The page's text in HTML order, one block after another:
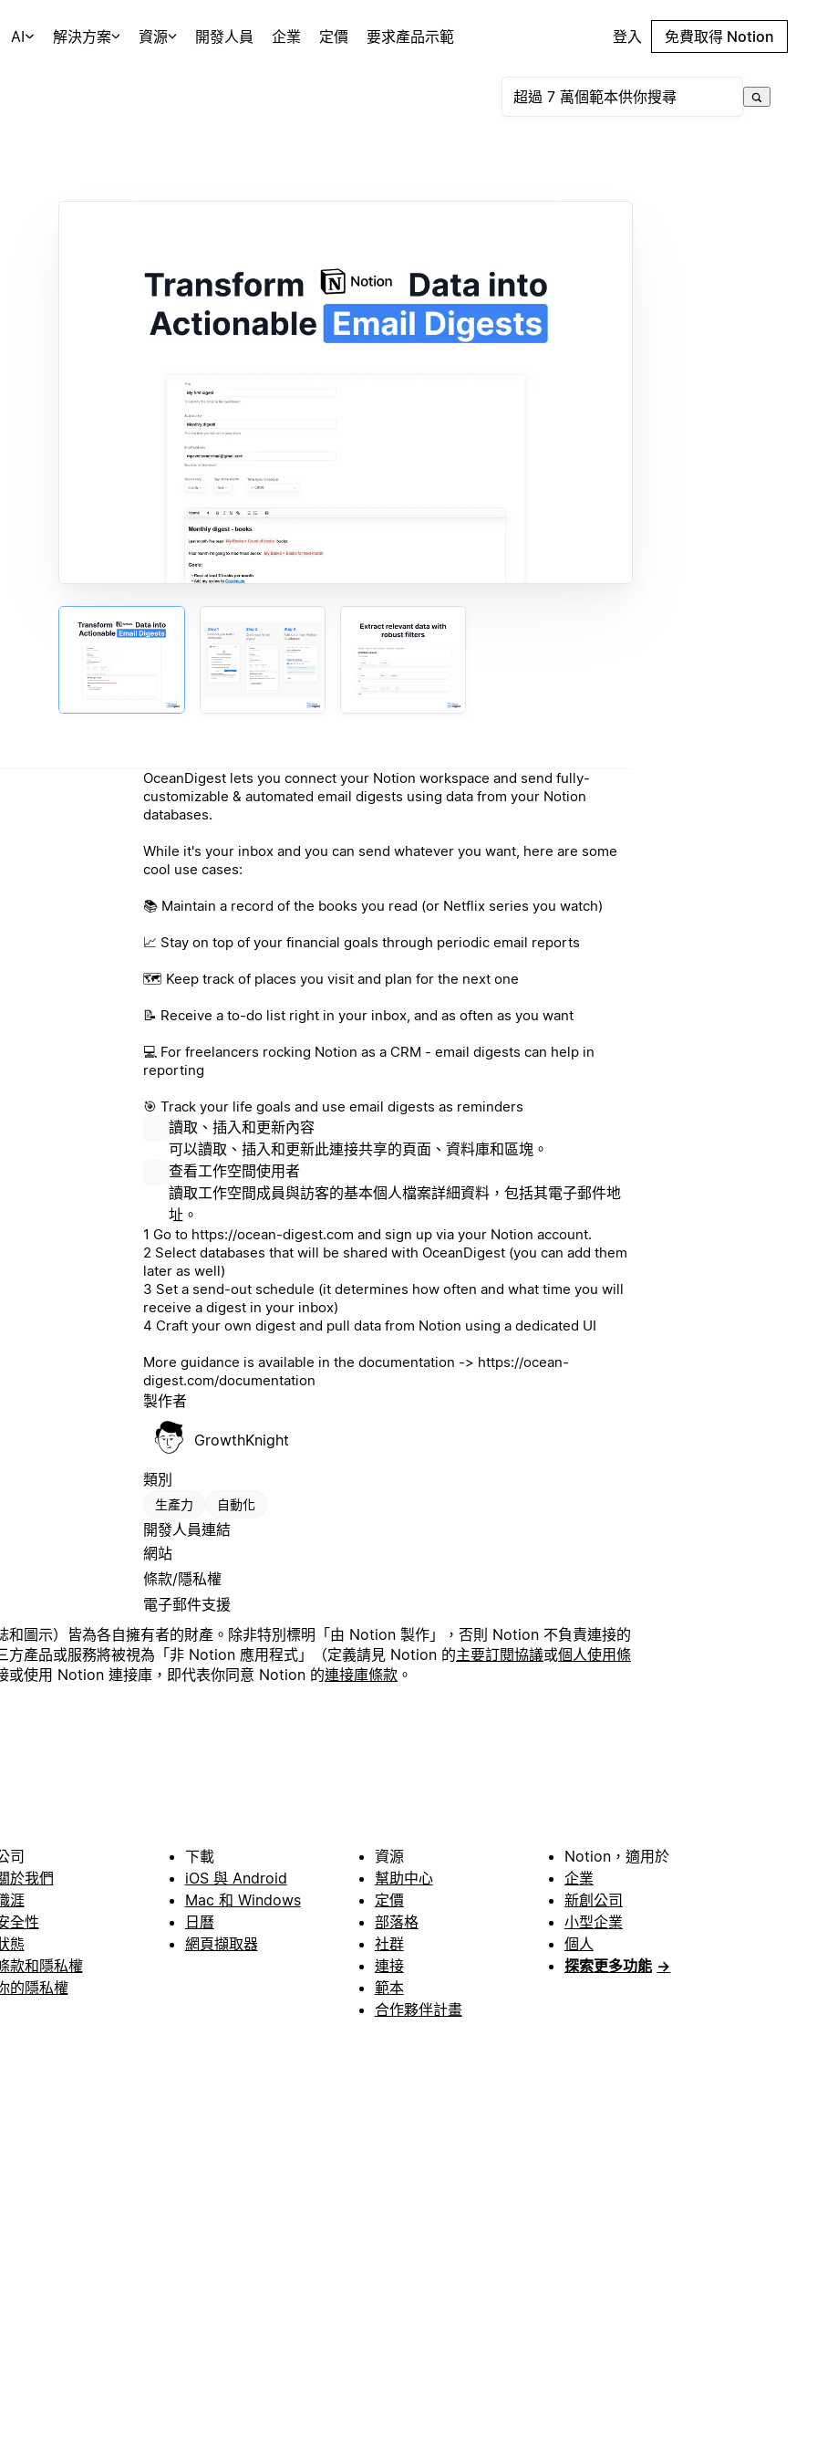
AI 解決方案 資源 開發人員 企業 定價 要求產品示範 登入 免費取得 Notion
OceanDigest lets you connect your Notion workspace and send fully-
customizable & automated email digests using data from your Notion
databases.
While it's your inbox and you can send whatever you want, here are some
cool use cases:
📚 Maintain a record of the books you read (or Netflix series you watch)
📈 Stay on top of your financial goals through periodic email reports
🗺️ Keep track of places you visit and plan for the next one
📝 Receive a to-do list right in your inbox, and as often as you want
💻 For freelancers rocking Notion as a CRM - email digests can help in
reporting
🎯 Track your life goals and use email digests as reminders
讀取、插入和更新內容
可以讀取、插入和更新此連接共享的頁面、資料庫和區塊。
查看工作空間使用者
讀取工作空間成員與訪客的基本個人檔案詳細資料，包括其電子郵件地
址。
1 Go to https://ocean-digest.com and sign up via your Notion account.
2 Select databases that will be shared with OceanDigest (you can add them
later as well)
3 Set a send-out schedule (it determines how often and what time you will
receive a digest in your inbox)
4 Craft your own digest and pull data from Notion using a dedicated UI
More guidance is available in the documentation -> https://ocean-
digest.com/documentation
製作者
GrowthKnight
類別
生產力 自動化
開發人員連結
網站
條款/隱私權
電子郵件支援
和圖示）皆為各自擁有者的財產。除非特別標明「由 Notion 製作」，否則 Notion 不負責連接的
方產品或服務將被視為「非 Notion 應用程式」（定義請見 Notion 的主要訂閱協議或個人使用條
或使用 Notion 連接庫，即代表你同意 Notion 的連接庫條款 。
司
於我們
涯
全性
態
款和隱私權
的隱私權
下載
iOS 與 Android
Mac 和 Windows
日曆
網頁擷取器
資源
幫助中心
定價
部落格
社群
連接
範本
合作夥伴計畫
Notion，適用於
企業
新創公司
小型企業
個人
探索更多功能 →